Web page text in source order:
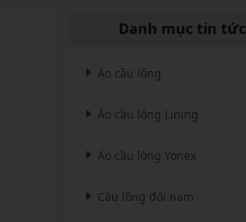
Túi Cầu Lông Lining
Túi Cầu Lông Victor
Túi Cầu Lông Apavi
MÁY ĐAN
Danh mục tin tức
Áo cầu lông
Áo cầu lông Lining
Áo cầu lông Yonex
Cầu lông đôi nam